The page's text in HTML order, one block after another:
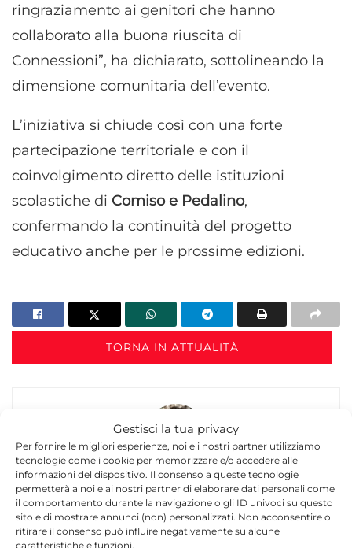
Gestisci la tua privacy
Per fornire le migliori esperienze, noi e i nostri partner utilizziamo
tecnologie come i cookie per memorizzare e/o accedere alle
informazioni del dispositivo. Il consenso a queste tecnologie
permetterà a noi e ai nostri partner di elaborare dati personali come
il comportamento durante la navigazione o gli ID univoci su questo
sito e di mostrare annunci (non) personalizzati. Non acconsentire o
ritirare il consenso può influire negativamente su alcune
caratteristiche e funzioni.
ringraziamento ai genitori che hanno
collaborato alla buona riuscita di
Connessioni”, ha dichiarato, sottolineando la
dimensione comunitaria dell’evento.
L’iniziativa si chiude così con una forte
partecipazione territoriale e con il
coinvolgimento diretto delle istituzioni
scolastiche di Comiso e Pedalino,
confermando la continuità del progetto
educativo anche per le prossime edizioni.
TORNA IN ATTUALITÀ
Felicia Rinzo
Felicia Rinzo è giornalista e blogger con oltre 15
anni di esperienza nel panorama dell’informazione